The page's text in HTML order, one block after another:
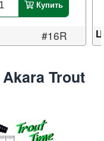
Купить
#16R
Trout